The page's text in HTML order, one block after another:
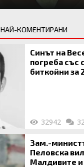
НАЙ-КОМЕНТИРАНИ
Синът на
погреба със
биткойни за
32942
Зам.-
Пеловска
Малдивите и